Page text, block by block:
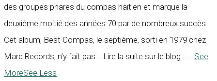
des groupes phares du compas haïtien et marque la
deuxième moitié des années 70 par de nombreux succès.
Cet album, Best Compas, le septième, sorti en 1979 chez
Marc Records, n’y fait pas... Lire la suite sur le blog : ... See
MoreSee Less